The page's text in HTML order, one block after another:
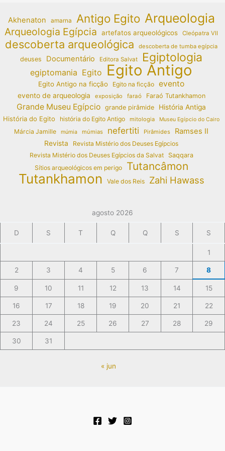
Akhenaton amarna Antigo Egito Arqueologia
Arqueologia Egípcia artefatos arqueológicos Cleópatra VII
descoberta arqueológica descoberta de tumba egípcia
deuses Documentário Editora Salvat Egiptologia
egiptomania Egito Egito Antigo
Egito Antigo na ficção Egito na ficção evento
evento de arqueologia exposição faraó Faraó Tutankhamon
Grande Museu Egípcio grande pirâmide
História Antiga
História do Egito
história do Egito Antigo mitologia Museu Egípcio do Cairo
Márcia Jamille múmia múmias nefertiti Pirâmides Ramses II
Revista
Revista Mistério dos Deuses Egípcios
Revista Mistério dos Deuses Egípcios da Salvat
Saqqara
Sítios arqueológicos em perigo
Tutancâmon
Tutankhamon Vale dos Reis Zahi Hawass
agosto 2026
D S T Q Q S S
1
2 3 4 5 6 7 8
9 10 11 12 13 14 15
16 17 18 19 20 21 22
23 24 25 26 27 28 29
30 31
« jun